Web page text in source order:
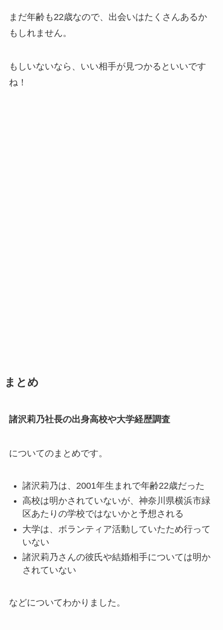
まだ年齢も22歳なので、出会いはたくさんあるか
もしれません。
もしいないなら、いい相手が見つかるといいです
ね！
まとめ
諸沢莉乃社長の出身高校や大学経歴調査
についてのまとめです。
諸沢莉乃は、2001年生まれで年齢22歳だった
高校は明かされていないが、神奈川県横浜市緑
区あたりの学校ではないかと予想される
大学は、ボランティア活動していたため行って
いない
諸沢莉乃さんの彼氏や結婚相手については明か
されていない
などについてわかりました。